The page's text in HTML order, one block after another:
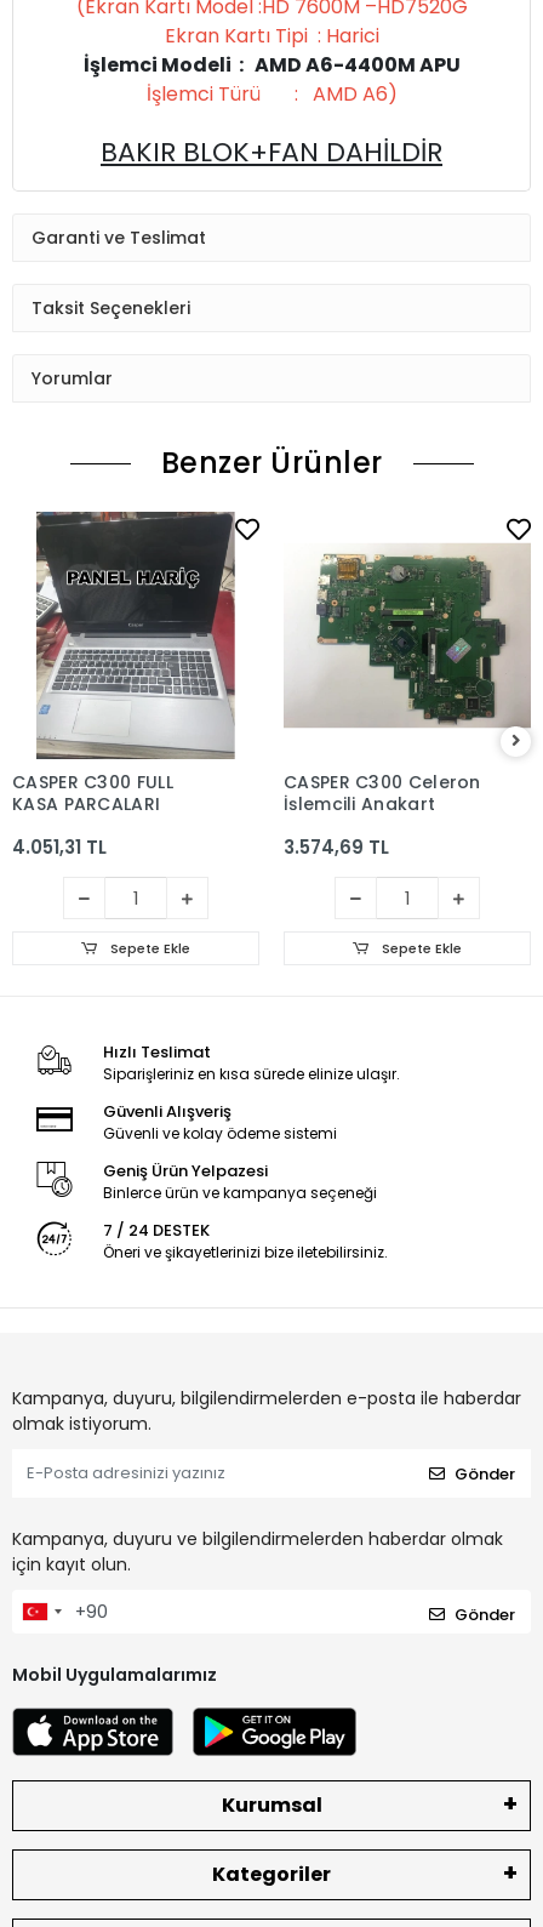
(Ekran Kartı Model :HD 7600M –HD7520G
Ekran Kartı Tipi : Harici
İşlemci Modeli : AMD A6-4400M APU
İşlemci Türü : AMD A6)
BAKIR BLOK+FAN DAHİLDİR
Garanti ve Teslimat
Taksit Seçenekleri
Yorumlar
Benzer Ürünler
CASPER C300 FULL
KASA PARCALARI
4.051,31 TL
Sepete Ekle
CASPER C300 Celeron
İşlemcili Anakart
3.574,69 TL
Sepete Ekle
Hızlı Teslimat
Siparişleriniz en kısa sürede elinize ulaşır.
Güvenli Alışveriş
Güvenli ve kolay ödeme sistemi
Geniş Ürün Yelpazesi
Binlerce ürün ve kampanya seçeneği
7 / 24 DESTEK
Öneri ve şikayetlerinizi bize iletebilirsiniz.
Kampanya, duyuru, bilgilendirmelerden e-posta ile haberdar
olmak istiyorum.
Gönder
Kampanya, duyuru ve bilgilendirmelerden haberdar olmak
için kayıt olun.
Gönder
Mobil Uygulamalarımız
Kurumsal
Kategoriler